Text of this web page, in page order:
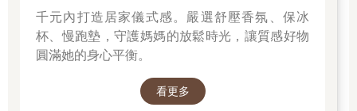
千元內打造居家儀式感。嚴選舒壓香氛、保冰
杯、慢跑墊，守護媽媽的放鬆時光，讓質感好物
圓滿她的身心平衡。
看更多